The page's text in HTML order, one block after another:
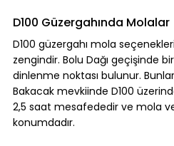
D100 Güzergahında Molalar
D100 güzergahı mola
zengindir. Bolu Dağı geçişinde
dinlenme noktası bulunur.
Bakacak mevkiinde D100
2,5 saat mesafededir ve mola
konumdadır.